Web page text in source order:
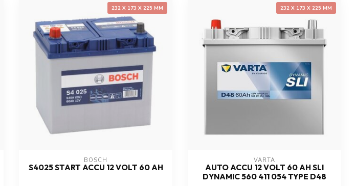
232 X 173 X 225 MM
BOSCH
S4025 START ACCU 12 VOLT 60 AH
232 X 173 X 225 MM
VARTA
AUTO ACCU 12 VOLT 60 AH SLI
DYNAMIC 560 411 054 TYPE D48